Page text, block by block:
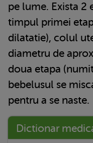
pe lume. Exista 2
timpul primei
dilatatie), colul
diametru de
doua etapa
bebelusul se
pentru a se naste.
Dictionar